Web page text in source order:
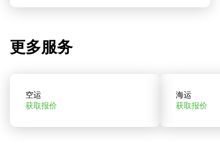
更多服务
空运
获取报价
海运
获取报价